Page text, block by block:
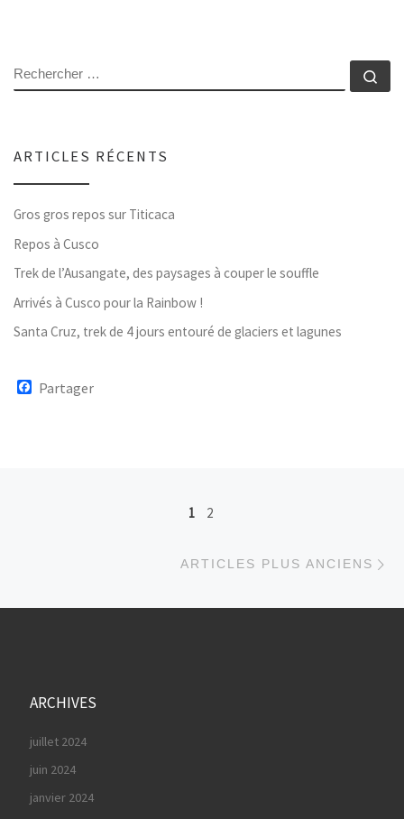
RECHERCHER
ARTICLES RÉCENTS
Gros gros repos sur Titicaca
Repos à Cusco
Trek de l’Ausangate, des paysages à couper le souffle
Arrivés à Cusco pour la Rainbow !
Santa Cruz, trek de 4 jours entouré de glaciers et lagunes
Partager
Navigation dans les articles
1 2
ARTICLES PLUS ANCIENS
ARCHIVES
juillet 2024
juin 2024
janvier 2024